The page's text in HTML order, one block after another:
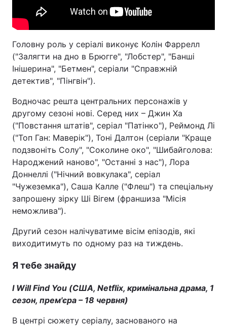
Головну роль у серіалі виконує Колін Фаррелл
("Залягти на дно в Брюгге", "Лобстер", "Банші
Інішерина", "Бетмен", серіали "Справжній
детектив", "Пінгвін").
Водночас решта центральних персонажів у
другому сезоні нові. Серед них – Джин Ха
("Повстання штатів", серіал "Патінко"), Реймонд Лі
("Топ Ган: Маверік"), Тоні Далтон (серіали "Краще
подзвоніть Солу", "Соколине око", "Шибайголова:
Народжений наново", "Останні з нас"), Лора
Доннеллі ("Нічний вовкулака", серіал
"Чужеземка"), Саша Калле ("Флеш") та спеціальну
запрошену зірку Ші Вігем (франшиза "Місія
неможлива").
Другий сезон налічуватиме вісім епізодів, які
виходитимуть по одному раз на тиждень.
Я тебе знайду
I Will Find You (США, Netflix, кримінальна драма, 1
сезон, прем'єра – 18 червня)
В центрі сюжету серіалу, заснованого на